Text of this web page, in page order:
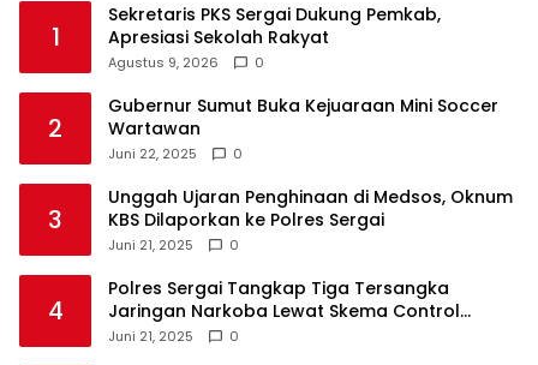
1
Sekretaris PKS Sergai Dukung Pemkab,
Apresiasi Sekolah Rakyat
Agustus 9, 2026 0
2
Gubernur Sumut Buka Kejuaraan Mini Soccer
Wartawan
Juni 22, 2025 0
3
Unggah Ujaran Penghinaan di Medsos, Oknum
KBS Dilaporkan ke Polres Sergai
Juni 21, 2025 0
4
Polres Sergai Tangkap Tiga Tersangka
Jaringan Narkoba Lewat Skema Control
Delivery
Juni 21, 2025 0